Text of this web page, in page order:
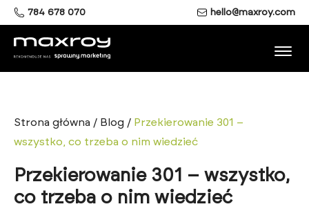
784 678 070 hello@maxroy.com
Strona główna / Blog / Przekierowanie 301 –
wszystko, co trzeba o nim wiedzieć
Przekierowanie 301 – wszystko,
co trzeba o nim wiedzieć